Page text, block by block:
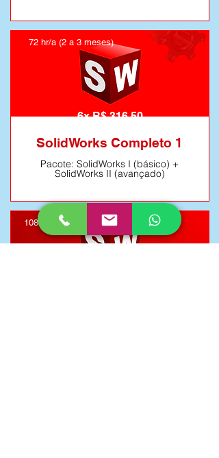
Saiba mais
72 hr/a (2 a 3 meses)
6x R$ 316,50
SolidWorks Completo 1
Pacote: SolidWorks I (básico) +
SolidWorks II (avançado)
108 hr/a (3 a 4 meses)